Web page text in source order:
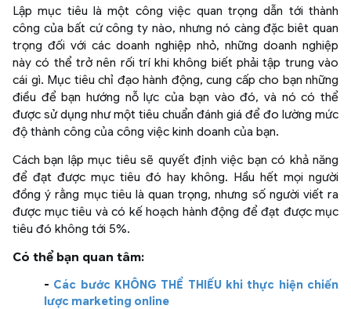
Lập mục tiêu là một công việc quan trọng dẫn tới thành
công của bất cứ công ty nào, nhưng nó càng đặc biêt quan
trọng đối với các doanh nghiệp nhỏ, những doanh nghiệp
này có thể trở nên rối trí khi không biết phải tập trung vào
cái gì. Mục tiêu chỉ đạo hành động, cung cấp cho bạn những
điều để bạn hướng nỗ lực của bạn vào đó, và nó có thể
được sử dụng như một tiêu chuẩn đánh giá để đo lường mức
độ thành công của công việc kinh doanh của bạn.
Cách bạn lập mục tiêu sẽ quyết định việc bạn có khả năng
để đạt được mục tiêu đó hay không. Hầu hết mọi người
đồng ý rằng mục tiêu là quan trọng, nhưng số người viết ra
được mục tiêu và có kế hoạch hành động để đạt được mục
tiêu đó không tới 5%.
Có thể bạn quan tâm:
- Các bước KHÔNG THỂ THIẾU khi thực hiện chiến
lược marketing online